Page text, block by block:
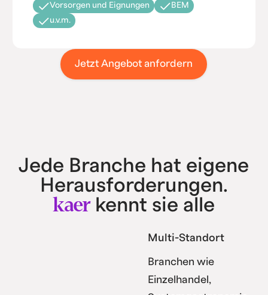
Vorsorgen und Eignungen
BEM
u.v.m.
Jetzt Angebot anfordern
Jede Branche hat eigene
Herausforderungen.
kaerkennt sie alle
Multi-Standort
Branchen wie
Einzelhandel,